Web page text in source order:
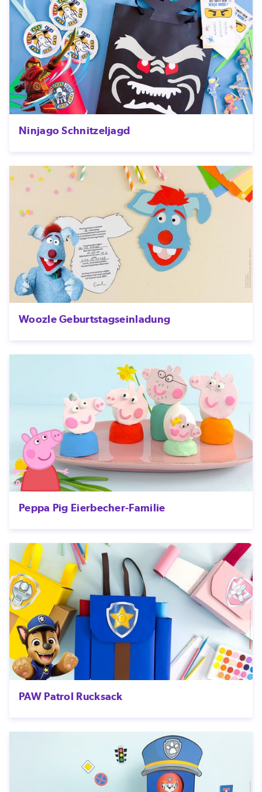
Ninjago Schnitzeljagd
Woozle Geburtstagseinladung
Peppa Pig Eierbecher-Familie
PAW Patrol Rucksack